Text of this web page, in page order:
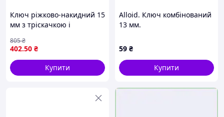
Ключ ріжково-накидний 15
мм з тріскачкою і
автосервісів хромо-
ванадієва сталь 200 мм
402.50 ₴
805₴
Купити
Alloid. Ключ комбінований
13 мм.
59 ₴
Купити